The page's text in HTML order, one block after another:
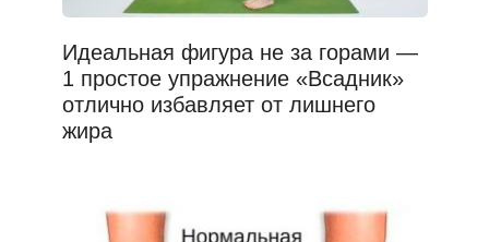
Идеальная фигура не за горами —
1 простое упражнение «Всадник»
отлично избавляет от лишнего
жира